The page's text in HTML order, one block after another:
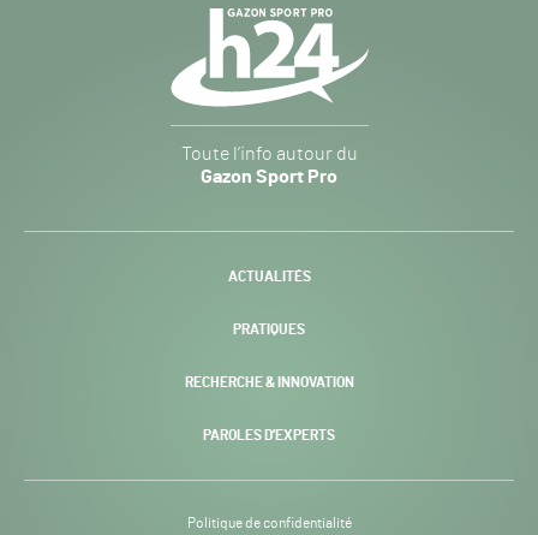
Sport
Pro
-
Toute l’info autour du
Gazon Sport Pro
ACTUALITÉS
PRATIQUES
RECHERCHE & INNOVATION
PAROLES D’EXPERTS
Politique de confidentialité